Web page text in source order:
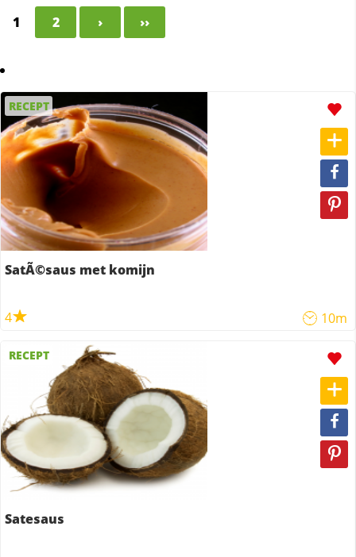
1 2 › ››
RECEPT
SatÃ©saus met komijn
4 10m
RECEPT
Satesaus